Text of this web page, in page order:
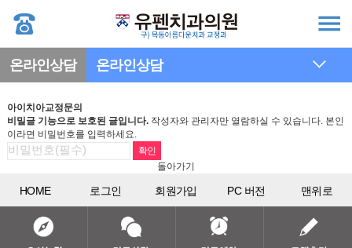
온라인상담 온라인상담
아이치아교정문의
비밀글 기능으로 보호된 글입니다.작성자와 관리자만 열람하실 수 있습니다. 본인
이라면 비밀번호를 입력하세요.
돌아가기
HOME 로그인 회원가입 PC 버전 맨위로